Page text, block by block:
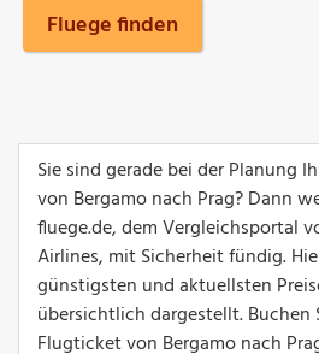
Fluege finden
Sie sind gerade bei der Planung
von Bergamo nach Prag? Dann
fluege.de, dem Vergleichsportal
Airlines, mit Sicherheit fündig.
günstigsten und aktuellsten
übersichtlich dargestellt. Buchen
Flugticket von Bergamo nach